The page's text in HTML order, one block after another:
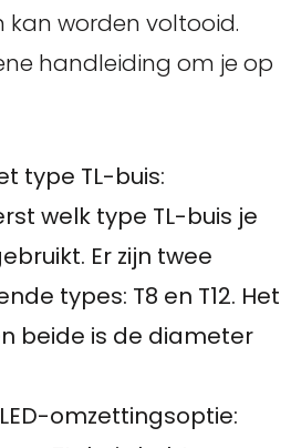
worden voltooid.
handleiding om je op
type TL-buis:
welk type TL-buis je
Er zijn twee
types: T8 en T12. Het
beide is de diameter
omzettingsoptie: